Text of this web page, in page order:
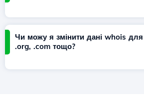
Чи можу я змінити дані whois
.org, .com тощо?